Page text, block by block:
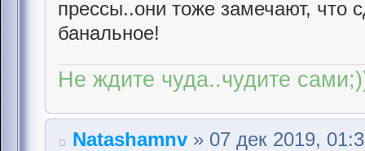
прессы..они тоже замечают, что
банальное!
Не ждите чуда..чудите
Natashamnv » 07 дек 2019,